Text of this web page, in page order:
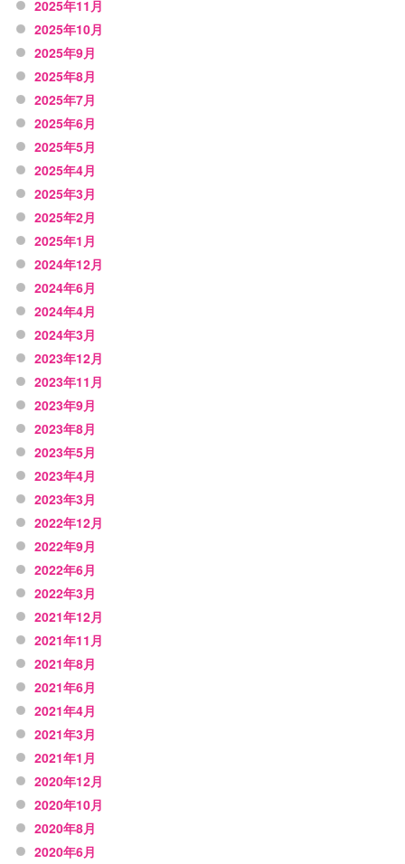
2025年11月
2025年10月
2025年9月
2025年8月
2025年7月
2025年6月
2025年5月
2025年4月
2025年3月
2025年2月
2025年1月
2024年12月
2024年6月
2024年4月
2024年3月
2023年12月
2023年11月
2023年9月
2023年8月
2023年5月
2023年4月
2023年3月
2022年12月
2022年9月
2022年6月
2022年3月
2021年12月
2021年11月
2021年8月
2021年6月
2021年4月
2021年3月
2021年1月
2020年12月
2020年10月
2020年8月
2020年6月